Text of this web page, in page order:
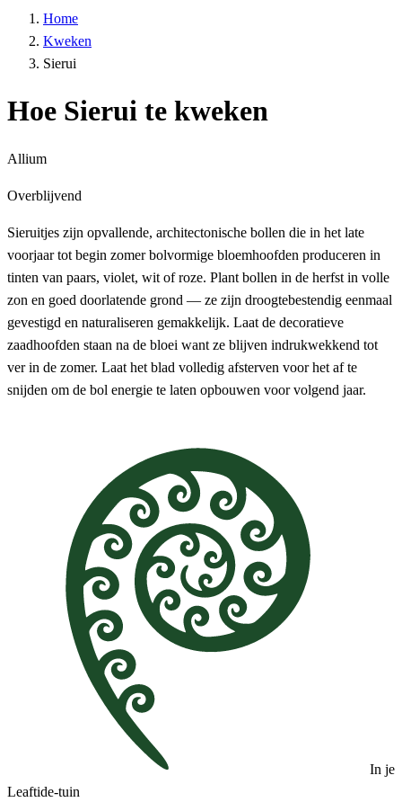
Home
Kweken
Sierui
Hoe Sierui te kweken
Allium
Overblijvend
Sieruitjes zijn opvallende, architectonische bollen die in het late
voorjaar tot begin zomer bolvormige bloemhoofden produceren in
tinten van paars, violet, wit of roze. Plant bollen in de herfst in volle
zon en goed doorlatende grond — ze zijn droogtebestendig eenmaal
gevestigd en naturaliseren gemakkelijk. Laat de decoratieve
zaadhoofden staan na de bloei want ze blijven indrukwekkend tot
ver in de zomer. Laat het blad volledig afsterven voor het af te
snijden om de bol energie te laten opbouwen voor volgend jaar.
In je
Leaftide-tuin